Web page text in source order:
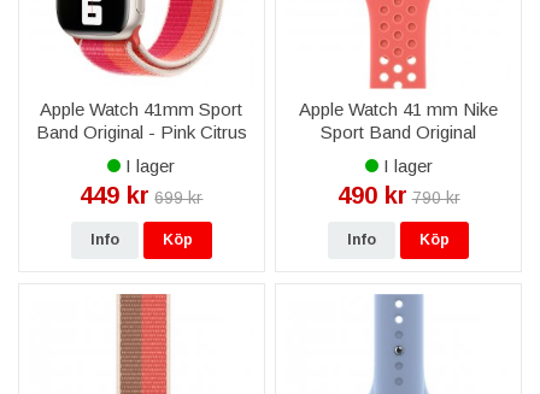
Apple Watch 41mm Sport
Band Original - Pink Citrus
I lager
449 kr 699 kr
Info Köp
Apple Watch 41 mm Nike
Sport Band Original
Armband - Magic
Ember/Crimson Bliss
I lager
490 kr 790 kr
Info Köp